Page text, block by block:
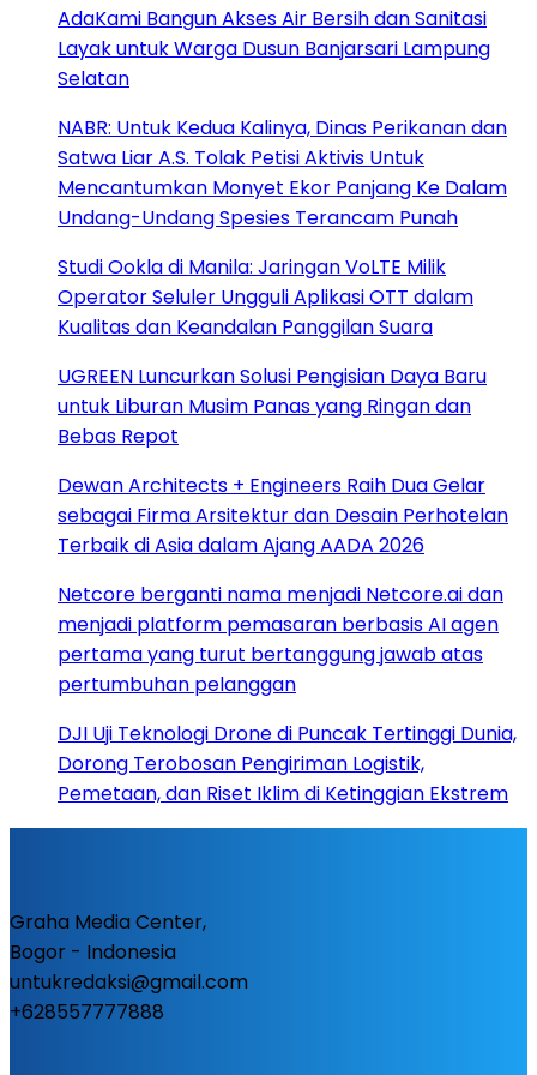
AdaKami Bangun Akses Air Bersih dan Sanitasi
Layak untuk Warga Dusun Banjarsari Lampung
Selatan
NABR: Untuk Kedua Kalinya, Dinas Perikanan dan
Satwa Liar A.S. Tolak Petisi Aktivis Untuk
Mencantumkan Monyet Ekor Panjang Ke Dalam
Undang-Undang Spesies Terancam Punah
Studi Ookla di Manila: Jaringan VoLTE Milik
Operator Seluler Ungguli Aplikasi OTT dalam
Kualitas dan Keandalan Panggilan Suara
UGREEN Luncurkan Solusi Pengisian Daya Baru
untuk Liburan Musim Panas yang Ringan dan
Bebas Repot
Dewan Architects + Engineers Raih Dua Gelar
sebagai Firma Arsitektur dan Desain Perhotelan
Terbaik di Asia dalam Ajang AADA 2026
Netcore berganti nama menjadi Netcore.ai dan
menjadi platform pemasaran berbasis AI agen
pertama yang turut bertanggung jawab atas
pertumbuhan pelanggan
DJI Uji Teknologi Drone di Puncak Tertinggi Dunia,
Dorong Terobosan Pengiriman Logistik,
Pemetaan, dan Riset Iklim di Ketinggian Ekstrem
Graha Media Center,
Bogor - Indonesia
untukredaksi@gmail.com
+628557777888